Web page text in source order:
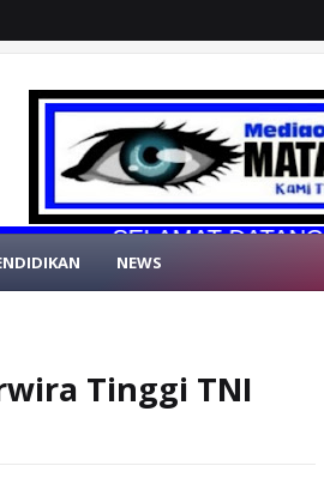
SELAMAT DATANG DI
NEWS
Tinggi TNI